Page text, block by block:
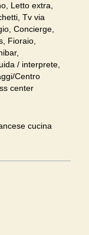
Letto extra,
Tv via
Concierge,
Fioraio,
/ interprete,
Centro
center
cucina